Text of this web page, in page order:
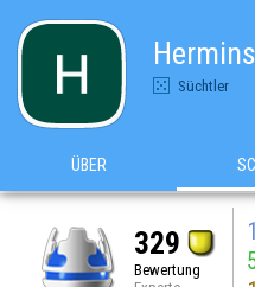
Süchtler
ÜBER
329
Bewertung